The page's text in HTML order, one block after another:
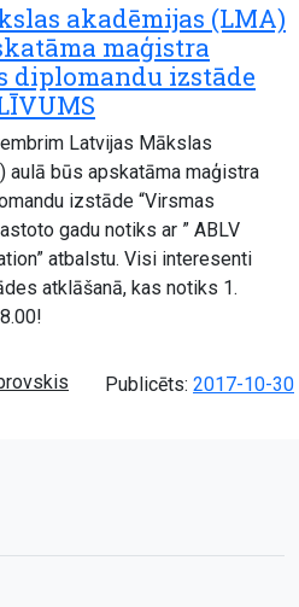
akadēmijas (LMA)
maģistra
diplomandu izstāde
Latvijas Mākslas
aulā būs apskatāma maģistra
izstāde “Virsmas
gadu notiks ar ” ABLV
atbalstu. Visi interesenti
atklāšanā, kas notiks 1.
Publicēts: 2017-10-30